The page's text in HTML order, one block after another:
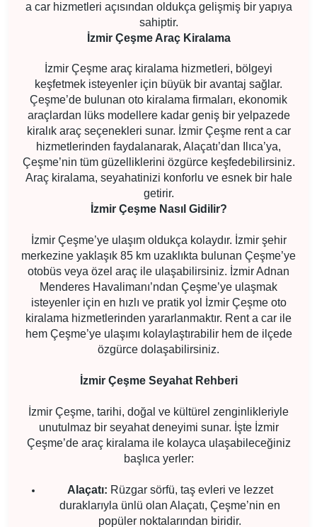
a car hizmetleri açısından oldukça gelişmiş bir yapıya
sahiptir.
İzmir Çeşme Araç Kiralama
İzmir Çeşme araç kiralama hizmetleri, bölgeyi
keşfetmek isteyenler için büyük bir avantaj sağlar.
Çeşme’de bulunan oto kiralama firmaları, ekonomik
araçlardan lüks modellere kadar geniş bir yelpazede
kiralık araç seçenekleri sunar. İzmir Çeşme rent a car
hizmetlerinden faydalanarak, Alaçatı’dan Ilıca’ya,
Çeşme’nin tüm güzelliklerini özgürce keşfedebilirsiniz.
Araç kiralama, seyahatinizi konforlu ve esnek bir hale
getirir.
İzmir Çeşme Nasıl Gidilir?
İzmir Çeşme’ye ulaşım oldukça kolaydır. İzmir şehir
merkezine yaklaşık 85 km uzaklıkta bulunan Çeşme’ye
otobüs veya özel araç ile ulaşabilirsiniz. İzmir Adnan
Menderes Havalimanı’ndan Çeşme’ye ulaşmak
isteyenler için en hızlı ve pratik yol İzmir Çeşme oto
kiralama hizmetlerinden yararlanmaktır. Rent a car ile
hem Çeşme’ye ulaşımı kolaylaştırabilir hem de ilçede
özgürce dolaşabilirsiniz.
İzmir Çeşme Seyahat Rehberi
İzmir Çeşme, tarihi, doğal ve kültürel zenginlikleriyle
unutulmaz bir seyahat deneyimi sunar. İşte İzmir
Çeşme’de araç kiralama ile kolayca ulaşabileceğiniz
başlıca yerler:
Alaçatı: Rüzgar sörfü, taş evleri ve lezzet
duraklarıyla ünlü olan Alaçatı, Çeşme’nin en
popüler noktalarından biridir.